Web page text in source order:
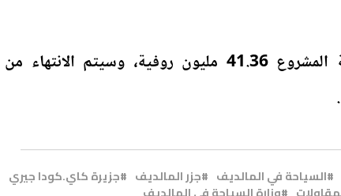
وبحسب MTCC ، تبلغ قيمة المشروع 41.36 مليون روفية، وسيتم الانتهاء من
السياحة في المالديف جزر المالديف
جزيرة كاي.كودا جيري